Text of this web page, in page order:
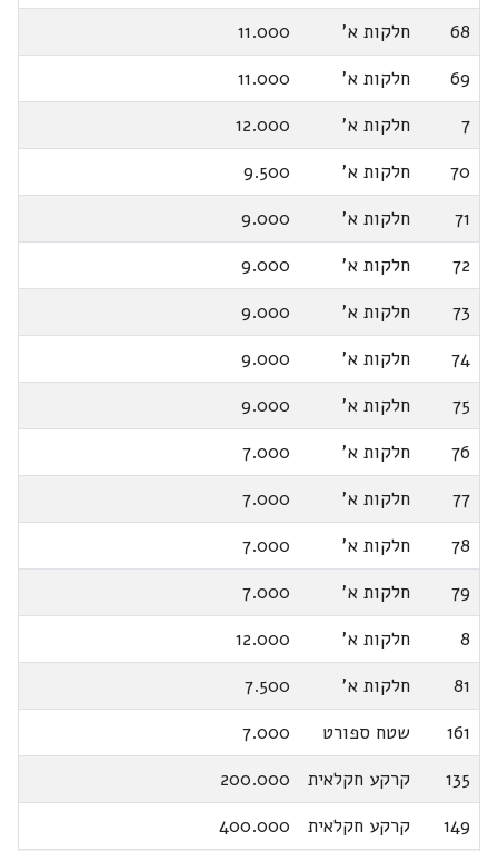
68
חלקות א'
11.000
69
חלקות א'
11.000
7
חלקות א'
12.000
70
חלקות א'
9.500
71
חלקות א'
9.000
72
חלקות א'
9.000
73
חלקות א'
9.000
74
חלקות א'
9.000
75
חלקות א'
9.000
76
חלקות א'
7.000
77
חלקות א'
7.000
78
חלקות א'
7.000
79
חלקות א'
7.000
8
חלקות א'
12.000
81
חלקות א'
7.500
161
שטח ספורט
7.000
135
קרקע חקלאית
200.000
149
קרקע חקלאית 400.000